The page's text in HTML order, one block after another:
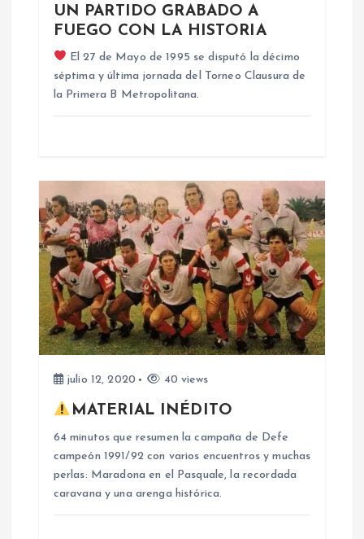
n
t
r
a
d
UN PARTIDO GRABADO A
FUEGO CON LA HISTORIA
El 27 de Mayo de 1995 se disputó la décimo
séptima y última jornada del Torneo Clausura de
la Primera B Metropolitana.
julio 12, 2020 40 views
MATERIAL INÉDITO
64 minutos que resumen la campaña de Defe
campeón 1991/92 con varios encuentros y muchas
perlas: Maradona en el Pasquale, la recordada
caravana y una arenga histórica.